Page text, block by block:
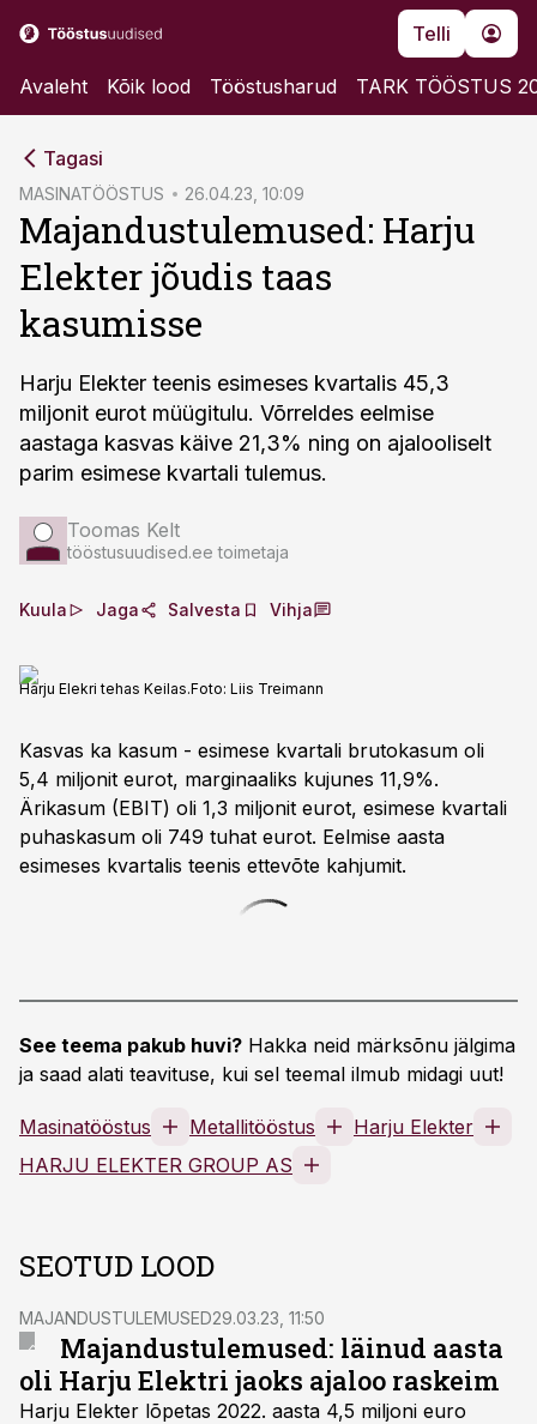
Telli
Avaleht Kõik lood Tööstusharud TARK TÖÖSTUS
Tagasi
MASINATÖÖSTUS 26.04.23, 10:09
Majandustulemused: Harju
Elekter jõudis taas
kasumisse
Harju Elekter teenis esimeses kvartalis 45,3
miljonit eurot müügitulu. Võrreldes eelmise
aastaga kasvas käive 21,3% ning on ajalooliselt
parim esimese kvartali tulemus.
Toomas Kelt
tööstusuudised.ee toimetaja
Kuula Jaga Salvesta Vihja
Harju Elekri tehas Keilas.Foto: Liis Treimann
Kasvas ka kasum - esimese kvartali brutokasum oli
5,4 miljonit eurot, marginaaliks kujunes 11,9%.
Ärikasum (EBIT) oli 1,3 miljonit eurot, esimese kvartali
puhaskasum oli 749 tuhat eurot. Eelmise aasta
esimeses kvartalis teenis ettevõte kahjumit.
See teema pakub huvi? Hakka neid märksõnu jälgima
ja saad alati teavituse, kui sel teemal ilmub midagi uut!
Masinatööstus Metallitööstus
Harju Elekter
HARJU ELEKTER GROUP AS
SEOTUD LOOD
MAJANDUSTULEMUSED29.03.23, 11:50
Majandustulemused: läinud aasta
oli Harju Elektri jaoks ajaloo raskeim
Harju Elekter lõpetas 2022. aasta 4,5 miljoni euro